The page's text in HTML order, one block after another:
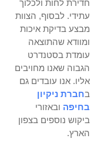
חדירת לחות ולכלוך
עתידי. לבסוף, הצוות
מבצע בדיקת איכות
ומוודא שהתוצאה
עומדת בסטנדרט
הגבוה שאנו מחויבים
אליו. אנו עובדים גם
בחברת ניקיון
בחיפה ובאזורי
ביקוש נוספים בצפון
הארץ.